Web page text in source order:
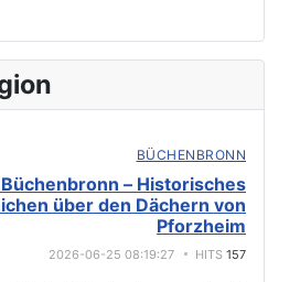
BÜCHENBRONN
– Historisches
über den Dächern von
Pforzheim
2026-06-25 08:19:27 HITS 157